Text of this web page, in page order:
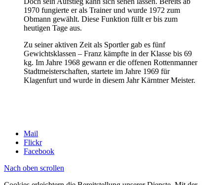
1970 fungierte er als Trainer und wurde 1972 zum
Obmann gewählt. Diese Funktion füllt er bis zum
heutigen Tage aus.
Zu seiner aktiven Zeit als Sportler gab es fünf
Gewichtsklassen – Franz kämpfte in der Klasse bis 69
kg. Im Jahre 1968 gewann er die offenen Rottenmanner
Stadtmeisterschaften, startete im Jahre 1969 für
Klagenfurt und wurde in diesem Jahr Kärntner Meister.
Mail
Flickr
Facebook
Nach oben scrollen